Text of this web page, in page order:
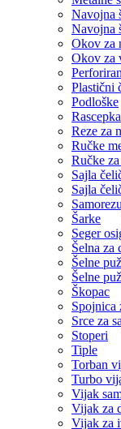
Navojna
Navojna
Okov za
Okov za
Plastični
Podloške
Rascepka
Reze za
Ručke
Ručke
Sajla
Sajla
Šarke
Seger
Šelna za
Šelne
Šelne
Škopac
Spojnica
Srce za
Stoperi
Tiple
Torban
Turbo
Vijak
Vijak za
Vijak za